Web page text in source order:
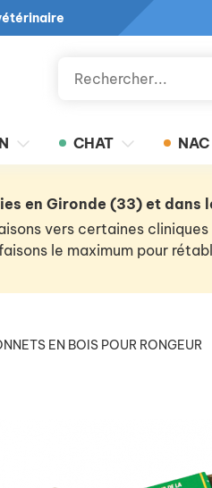
CHAT NAC
en Gironde (33) et dans
vers certaines
le maximum pour
EN BOIS POUR RONGEUR